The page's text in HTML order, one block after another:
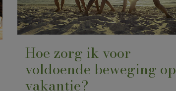
Hoe zorg ik voor
voldoende beweging op
vakantie?